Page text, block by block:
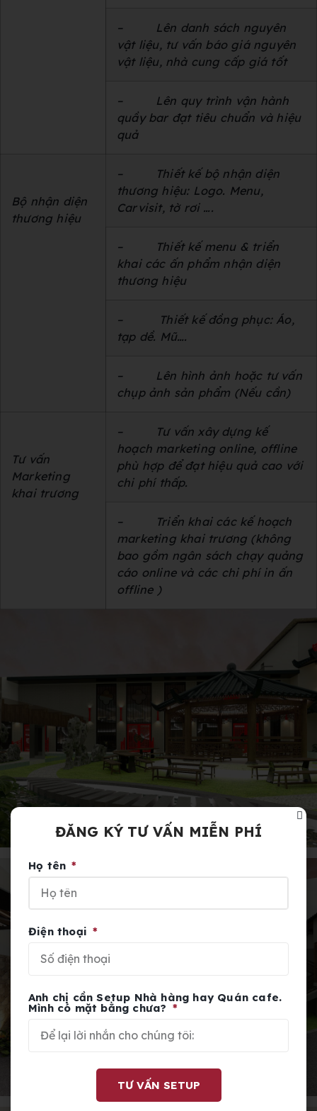
– Lên danh sách nguyên
vật liệu, tư vấn báo giá nguyên
vật liệu, nhà cung cấp giá tốt
– Lên quy trình vận hành
quầy bar đạt tiêu chuẩn và hiệu
quả
Bộ nhận diện
thương hiệu
–
Thiết kế bộ nhận diện
thương hiệu: Logo. Menu,
Carvisit, tờ rơi ….
–
Thiết kế menu & triển
khai các ấn phẩm nhận diện
thương hiệu
–
Thiết kế đồng phục: Áo,
tạp dề. Mũ….
– Lên hình ảnh hoặc tư vấn
chụp ảnh sản phẩm (Nếu cần)
Tư vấn
Marketing
khai trương
–
Tư vấn xây dựng kế
hoạch marketing online, offline
phù hợp để đạt hiệu quả cao với
chi phí thấp.
–
Triển khai các kế hoạch
marketing khai trương (không
bao gồm ngân sách chạy quảng
cáo online và các chi phí in ấn
offline )
ĐĂNG KÝ TƯ VẤN MIỄN PHÍ
Họ tên
Điện thoại
Anh chị cần Setup Nhà hàng hay Quán cafe.
Mình có mặt bằng chưa?
TƯ VẤN SETUP